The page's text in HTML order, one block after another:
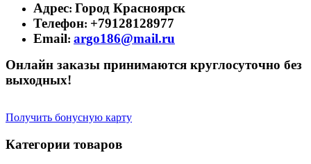
Адрес: Город Красноярск
Телефон: +79128128977
Email: argo186@mail.ru
Онлайн заказы принимаются круглосуточно без
выходных!
Получить бонусную карту
Категории товаров